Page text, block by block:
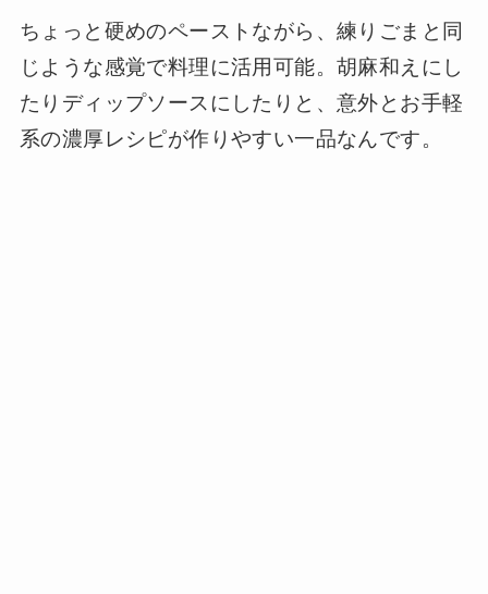
ちょっと硬めのペーストながら、練りごまと同
じような感覚で料理に活用可能。胡麻和えにし
たりディップソースにしたりと、意外とお手軽
系の濃厚レシピが作りやすい一品なんです。